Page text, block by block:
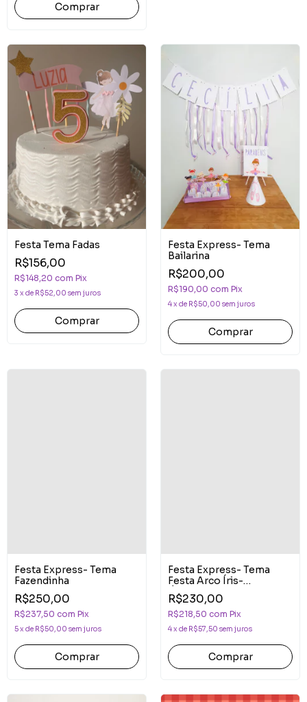
Festa Tema Fadas
R$156,00
R$148,20 com Pix
3 x de R$52,00 sem juros
Comprar
Festa Express- Tema
Bailarina
R$200,00
R$190,00 com Pix
4x de R$50,00 sem juros
Festa Express- Tema
Fazendinha
R$250,00
R$237,50 com Pix
5x de R$50,00 sem juros
Festa Express- Tema
Festa Arco Íris-
Únicornio
R$230,00
R$218,50 com Pix
4x de R$57,50 sem juros